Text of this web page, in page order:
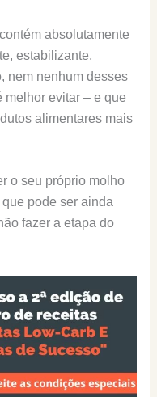
absolutamente
estabilizante,
nem nenhum desses
melhor evitar – e que
alimentares mais
o seu próprio molho
pode ser ainda
fazer a etapa do